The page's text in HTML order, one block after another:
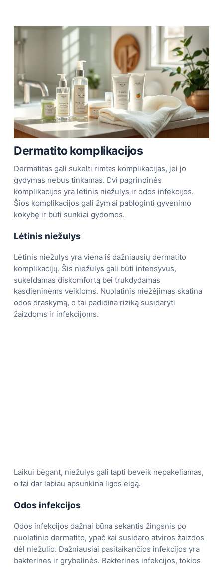
Dermatito komplikacijos
Dermatitas gali sukelti rimtas komplikacijas, jei jo
gydymas nebus tinkamas. Dvi pagrindinės
komplikacijos yra lėtinis niežulys ir odos infekcijos.
Šios komplikacijos gali žymiai pabloginti gyvenimo
kokybę ir būti sunkiai gydomos.
Lėtinis niežulys
Lėtinis niežulys yra viena iš dažniausių dermatito
komplikacijų. Šis niežulys gali būti intensyvus,
sukeldamas diskomfortą bei trukdydamas
kasdieninėms veikloms. Nuolatinis niežėjimas skatina
odos draskymą, o tai padidina riziką susidaryti
žaizdoms ir infekcijoms.
Laikui bėgant, niežulys gali tapti beveik nepakeliamas,
o tai dar labiau apsunkina ligos eigą.
Odos infekcijos
Odos infekcijos dažnai būna sekantis žingsnis po
nuolatinio dermatito, ypač kai susidaro atviros žaizdos
dėl niežulio. Dažniausiai pasitaikančios infekcijos yra
bakterinės ir grybelinės. Bakterinės infekcijos, tokios